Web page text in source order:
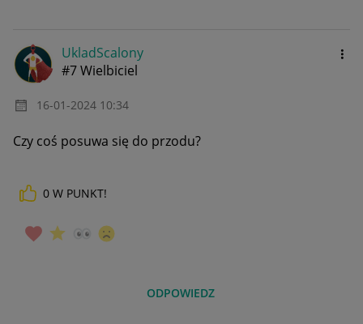
UkladScalony
#7 Wielbiciel
‎16-01-2024 10:34
Czy coś posuwa się do przodu?
0 W PUNKT!
ODPOWIEDZ